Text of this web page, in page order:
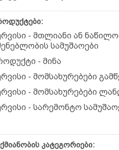
- მთლიანი ან
სამუშაოები
- მინა
- მომსახურებები
- მომსახურებები
- სარემონტო
კატეგორიები: